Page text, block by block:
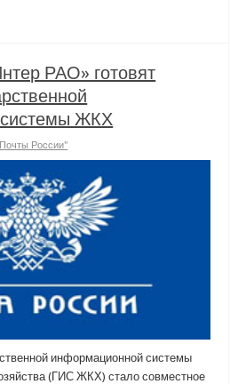
РАО» готовят
ЖКХ
России"
информационной системы
(ГИС ЖКХ) стало совместное